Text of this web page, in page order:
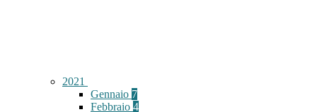
2021
Gennaio 7
Febbraio 4